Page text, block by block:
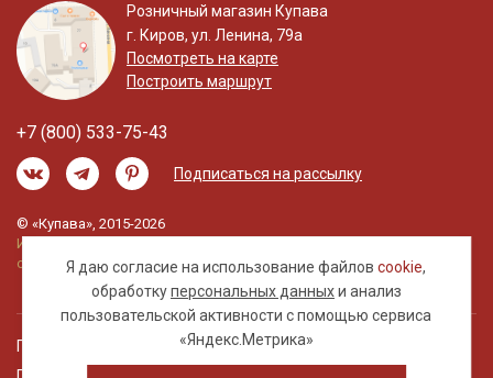
Я даю согласие на использование файловcookie,
обработкуперсональных данныхи анализ
пользовательской активности с помощью сервиса
«Яндекс.Метрика»
Розничный магазин Купава
г. Киров, ул. Ленина, 79а
Посмотреть на карте
Построить маршрут
+7 (800) 533-75-43
Подписаться на рассылку
© «Купава», 2015-2026
Информация на сайте не является публичной
офертой.
Правовая информация